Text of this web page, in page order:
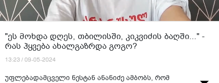
"ეს მოხდა დღეს, თბილისში, კიკვიძის ბაღში..." -
რას ჰყვება ახალგაზრდა გოგო?
13:23 / 09-05-2024
უფლებადამცველი ნესტან ანანიძე ამბობს, რომ